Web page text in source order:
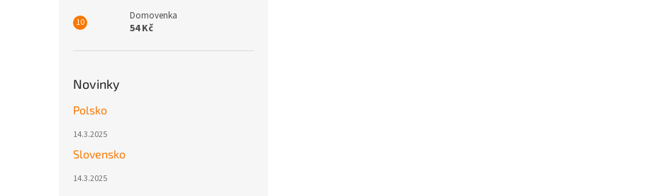
Domovenka
54 Kč
Novinky
Polsko
14.3.2025
Slovensko
14.3.2025